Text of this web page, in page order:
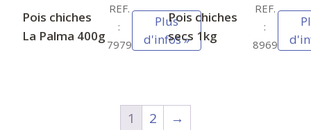
Pois chiches
La Palma 400g
REF.
:
7979
Plus
d'infos »
Pois chiches
secs 1kg
REF.
:
8969
1 2 →